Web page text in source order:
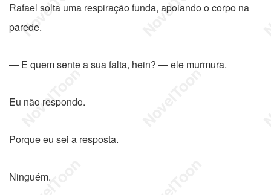
Rafael solta uma respiração funda, apoiando o corpo na
parede.
— E quem sente a sua falta, hein? — ele murmura.
Eu não respondo.
Porque eu sei a resposta.
Ninguém.